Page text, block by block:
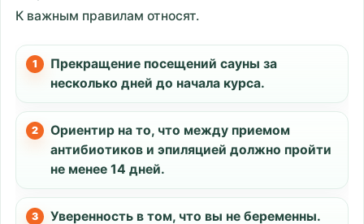
К важным правилам относят.
Прекращение посещений сауны за
несколько дней до начала курса.
Ориентир на то, что между приемом
антибиотиков и эпиляцией должно пройти
не менее 14 дней.
Уверенность в том, что вы не беременны.